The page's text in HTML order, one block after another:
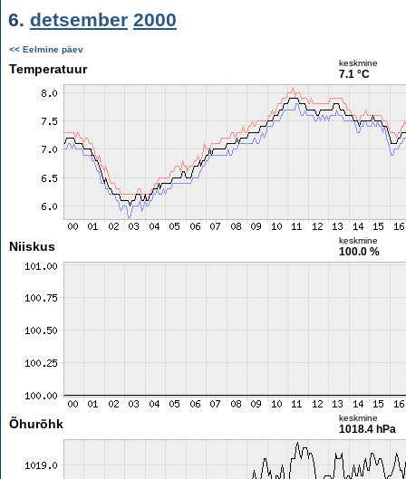
6. detsember 2000
<< Eelmine päev
Temperatuur keskmine
7.1 °C
Niiskus keskmine
100.0 %
Õhurõhk keskmine
1018.4 hPa